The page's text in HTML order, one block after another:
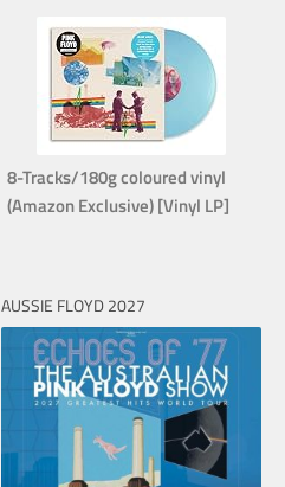
8-Tracks/180g coloured vinyl
(Amazon Exclusive) [Vinyl LP]
AUSSIE FLOYD 2027